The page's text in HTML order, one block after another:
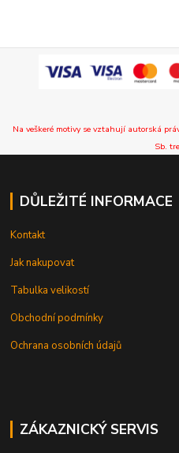
Na veškeré motivy se vztahují autorská
Sb.
DŮLEŽITÉ INFORMACE
Kontakt
Jak nakupovat
Tabulka velikostí
Obchodní podmínky
Ochrana osobních údajů
ZÁKAZNICKÝ SERVIS